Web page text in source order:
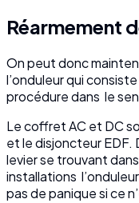
Réarmement
On peut donc
l’onduleur qui
procédure dans le
Le coffret AC et DC
et le disjoncteur EDF.
levier se trouvant
installations
pas de panique si ce